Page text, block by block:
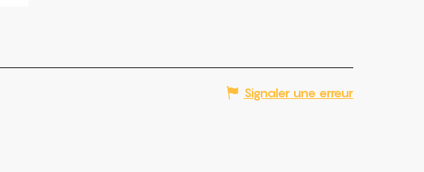
Signaler une erreur